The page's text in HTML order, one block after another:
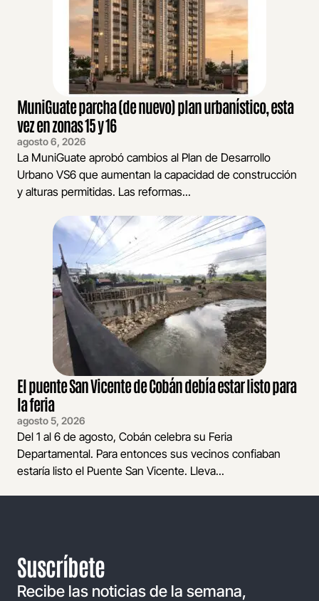
MuniGuate parcha (de nuevo) plan urbanístico, esta
vez en zonas 15 y 16
agosto 6, 2026
La MuniGuate aprobó cambios al Plan de Desarrollo
Urbano VS6 que aumentan la capacidad de construcción
y alturas permitidas. Las reformas...
El puente San Vicente de Cobán debía estar listo para
la feria
agosto 5, 2026
Del 1 al 6 de agosto, Cobán celebra su Feria
Departamental. Para entonces sus vecinos confiaban
estaría listo el Puente San Vicente. Lleva...
Suscríbete
Recibe las noticias de la semana,